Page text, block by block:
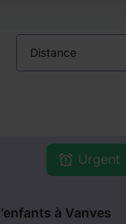
Distance
à Vanves
Urgent